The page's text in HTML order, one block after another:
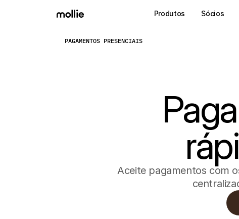
PAGAMENTOS PRESENCIAIS
Aceite pagamentos com
Produtos Sócios